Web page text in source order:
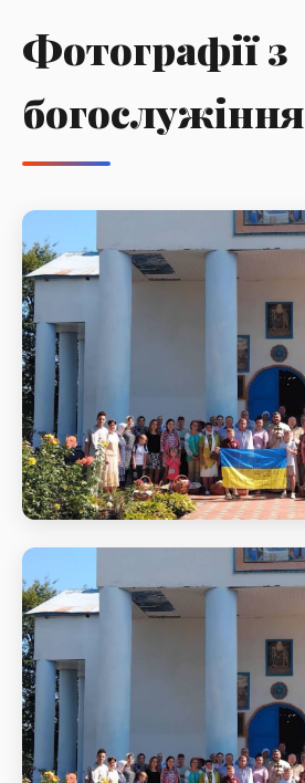
Фотографії з
богослужіння
Святкове богослужіння
Початок Божественної